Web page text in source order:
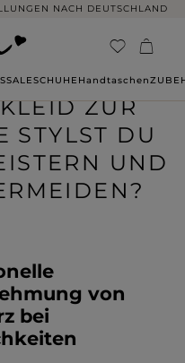
VON GRÜNDEN
SALESCHUHE Handtaschen
ZUR
STYLST DU
UND
von
bei